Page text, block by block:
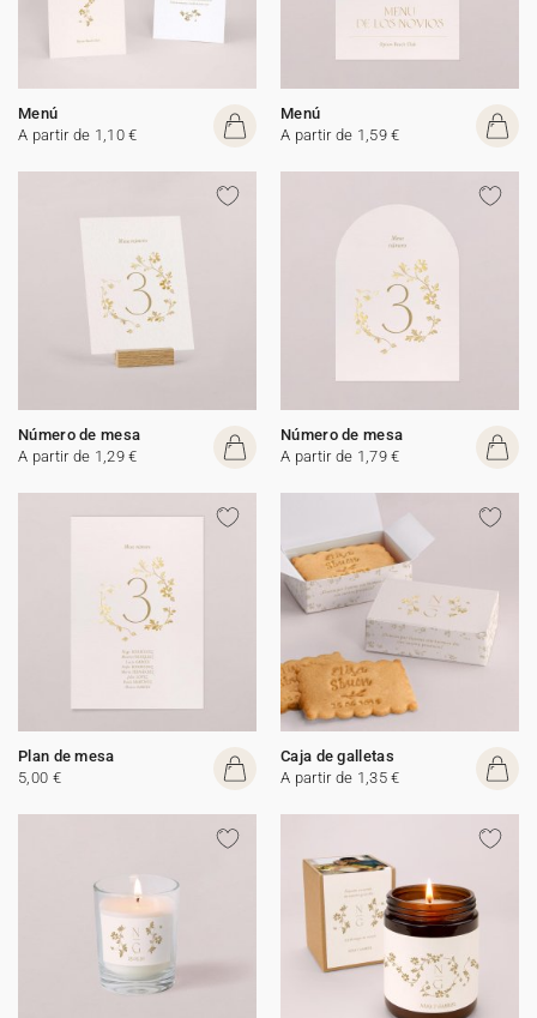
Menú
A partir de 1,10 €
Menú
A partir de 1,59 €
Número de mesa
A partir de 1,29 €
Número de mesa
A partir de 1,79 €
Plan de mesa
5,00 €
Caja de galletas
A partir de 1,35 €